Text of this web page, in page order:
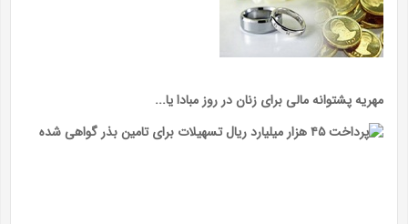
مهریه پشتوانه مالی برای زنان در روز مبادا یا...